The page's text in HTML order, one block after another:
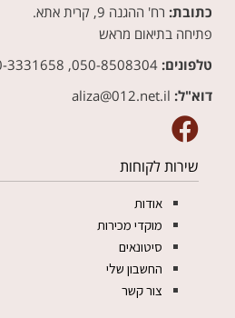
כתובת: רח' ההגנה 9, קרית אתא.
פתיחה בתיאום מראש
טלפונים:
דוא"ל:
שירות לקוחות
אודות
מוקדי מכירות
סיטונאים
החשבון שלי
צור קשר